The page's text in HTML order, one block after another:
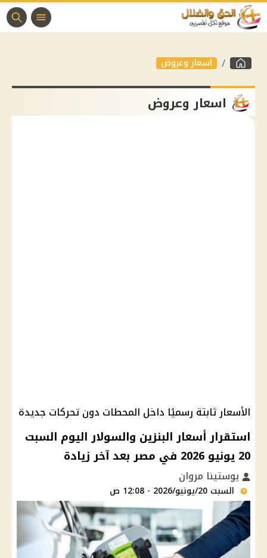
اسعار وعروض
اسعار وعروض
الأسعار ثابتة رسميًا داخل المحطات دون تحركات جديدة
استقرار أسعار البنزين والسولار اليوم السبت
20 يونيو 2026 في مصر بعد آخر زيادة
يوستينا مروان
السبت 20/يونيو/2026 - 12:08 ص